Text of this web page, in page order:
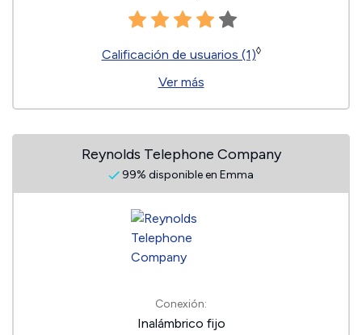
Calificación de usuarios (1)◊
Ver más
Reynolds Telephone Company
99% disponible en Emma
Conexión:
Inalámbrico fijo